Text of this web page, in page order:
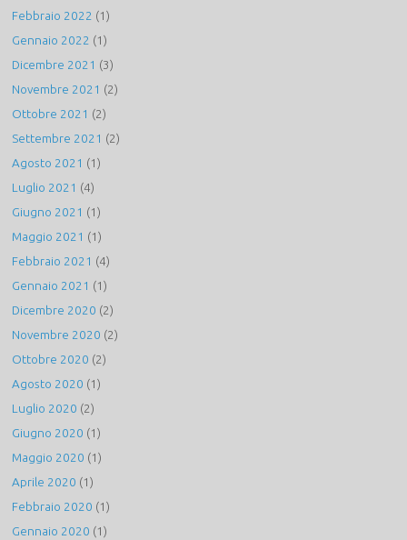
Febbraio 2022 (1)
Gennaio 2022 (1)
Dicembre 2021 (3)
Novembre 2021 (2)
Ottobre 2021 (2)
Settembre 2021 (2)
Agosto 2021 (1)
Luglio 2021 (4)
Giugno 2021 (1)
Maggio 2021 (1)
Febbraio 2021 (4)
Gennaio 2021 (1)
Dicembre 2020 (2)
Novembre 2020 (2)
Ottobre 2020 (2)
Agosto 2020 (1)
Luglio 2020 (2)
Giugno 2020 (1)
Maggio 2020 (1)
Aprile 2020 (1)
Febbraio 2020 (1)
Gennaio 2020 (1)